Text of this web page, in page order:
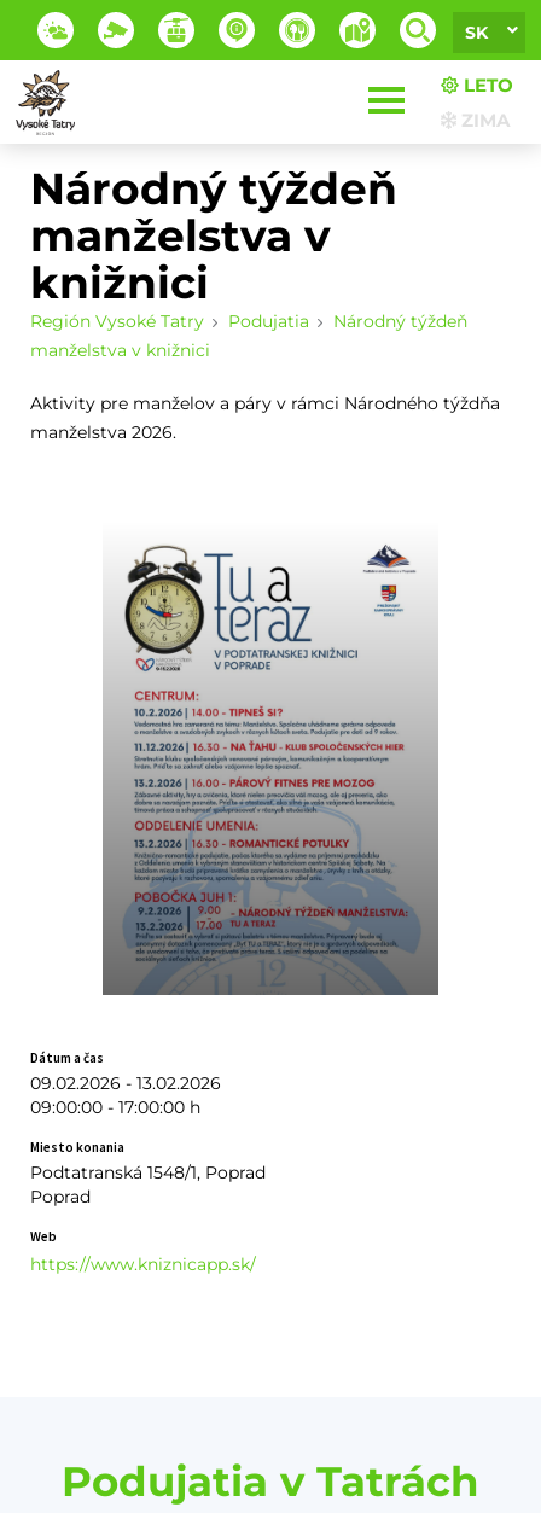
SK
LETO
ZIMA
Národný týždeň
manželstva v
knižnici
Región Vysoké Tatry Podujatia
Národný týždeň
manželstva v knižnici
Aktivity pre manželov a páry v rámci Národného týždňa
manželstva 2026.
Dátum a čas
09.02.2026 - 13.02.2026
09:00:00 - 17:00:00 h
Miesto konania
Podtatranská 1548/1, Poprad
Poprad
Web
https://www.kniznicapp.sk/
Podujatia v Tatrách